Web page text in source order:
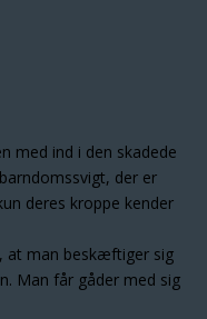
med ind i den skadede
der er
deres kroppe kender
at man beskæftiger sig
Man får gåder med sig